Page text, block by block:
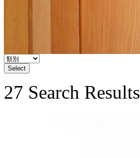
Select
27 Search Results